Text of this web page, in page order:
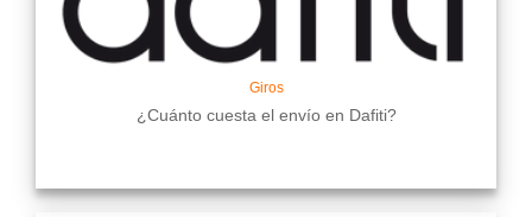
Giros
¿Cuánto cuesta el envío en Dafiti?